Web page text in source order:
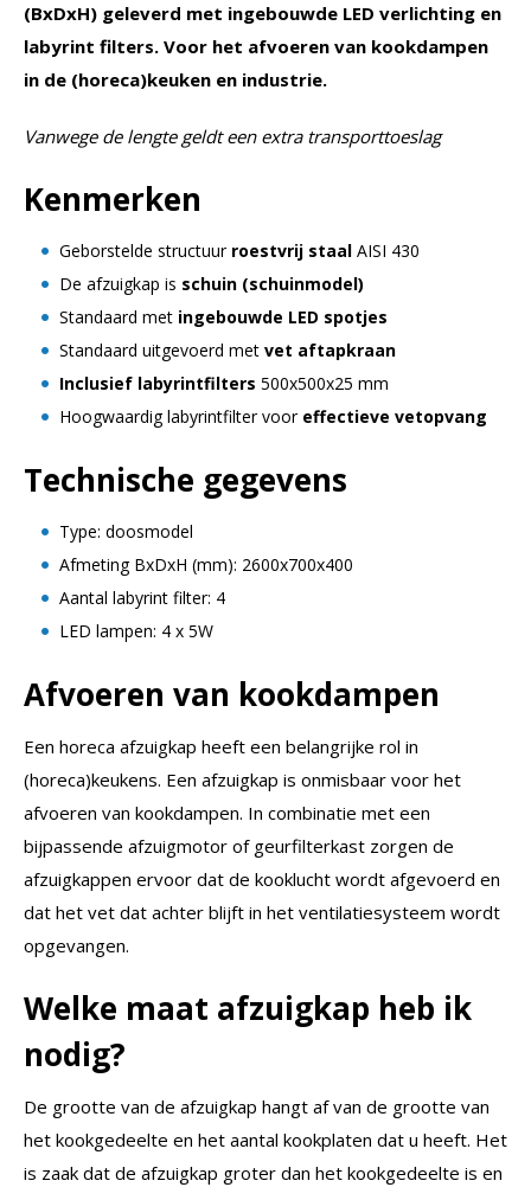
(BxDxH) geleverd met ingebouwde LED verlichting en
labyrint filters. Voor het afvoeren van kookdampen
in de (horeca)keuken en industrie.
Vanwege de lengte geldt een extra transporttoeslag
Kenmerken
Geborstelde structuur roestvrij staal AISI 430
De afzuigkap is schuin (schuinmodel)
Standaard met ingebouwde LED spotjes
Standaard uitgevoerd met vet aftapkraan
Inclusief labyrintfilters 500x500x25 mm
Hoogwaardig labyrintfilter voor effectieve vetopvang
Technische gegevens
Type: doosmodel
Afmeting BxDxH (mm): 2600x700x400
Aantal labyrint filter: 4
LED lampen: 4 x 5W
Afvoeren van kookdampen
Een horeca afzuigkap heeft een belangrijke rol in
(horeca)keukens. Een afzuigkap is onmisbaar voor het
afvoeren van kookdampen. In combinatie met een
bijpassende afzuigmotor of geurfilterkast zorgen de
afzuigkappen ervoor dat de kooklucht wordt afgevoerd en
dat het vet dat achter blijft in het ventilatiesysteem wordt
opgevangen.
Welke maat afzuigkap heb ik
nodig?
De grootte van de afzuigkap hangt af van de grootte van
het kookgedeelte en het aantal kookplaten dat u heeft. Het
is zaak dat de afzuigkap groter dan het kookgedeelte is en